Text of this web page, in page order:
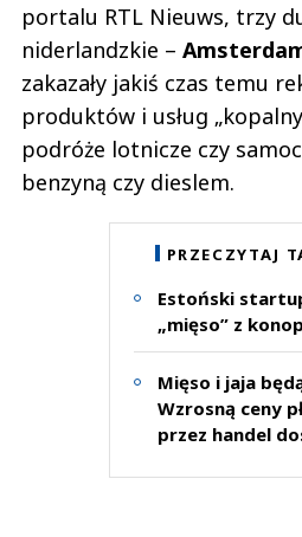
portalu RTL Nieuws, trzy
niderlandzkie –
zakazały jakiś czas temu
produktów i usług
podróże lotnicze czy
benzyną czy dieslem.
PRZECZYTAJ
Estoński
„mięso” z
Mięso i jaja
Wzrosną ceny
przez handel